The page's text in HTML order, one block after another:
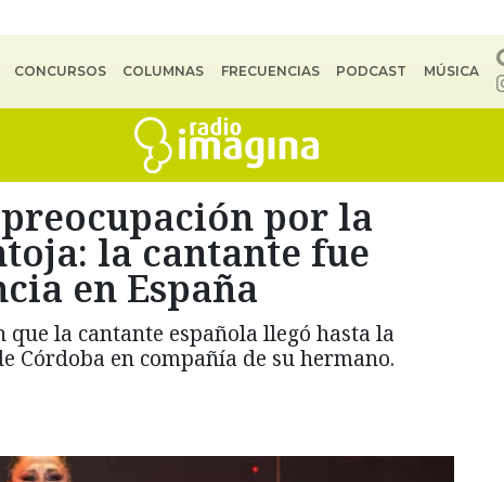
CONCURSOS COLUMNAS FRECUENCIAS PODCAST MÚSICA
por la
la cantante fue
en España
la cantante española llegó hasta la
Córdoba en compañía de su hermano.